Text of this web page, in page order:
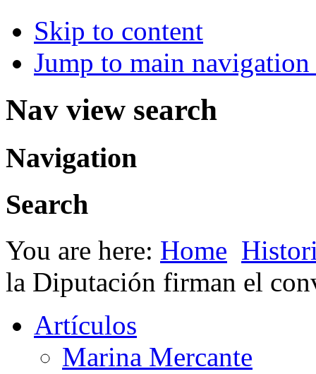
Skip to content
Jump to main
Nav view search
Navigation
Search
You are here: Home
la Diputación firman el
Artículos
Marina Mercante